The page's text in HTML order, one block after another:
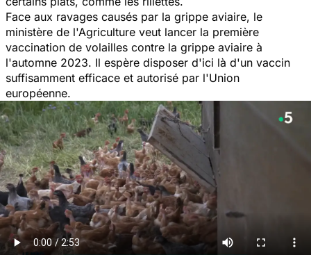
Face aux ravages causés par la grippe aviaire, le
ministère de l'Agriculture veut lancer la première
vaccination de volailles contre la grippe aviaire à
l'automne 2023. Il espère disposer d'ici là d'un vaccin
suffisamment efficace et autorisé par l'Union
européenne.